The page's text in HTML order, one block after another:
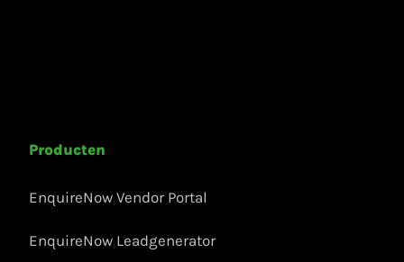
Producten
EnquireNow Vendor Portal
EnquireNow Leadgenerator